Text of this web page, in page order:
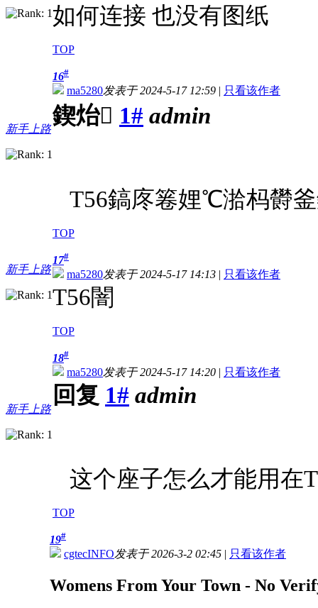
如何连接 也没有图纸
TOP
新手上路
16#
ma5280发表于 2024-5-17 12:59 | 只看该作者
鍥炲 1# admin
T56鎬庝箞娌℃湁杩欎
TOP
新手上路
17#
ma5280发表于 2024-5-17 14:13 | 只看该作者
T56闇
TOP
新手上路
18#
ma5280发表于 2024-5-17 14:20 | 只看该作者
回复 1# admin
这个座子怎么才能用在
TOP
19#
cgtecINFO发表于 2026-3-2 02:45 | 只看该作者
Womens From Your Town - No